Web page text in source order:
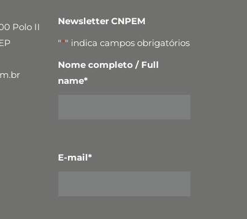
Polo II
Newsletter CNPEM
"*" indica campos obrigatórios
Nome completo / Full
name*
E-mail*